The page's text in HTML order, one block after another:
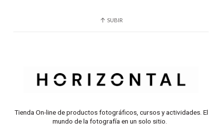
SUBIR
Tienda On-line de productos fotográficos, cursos y actividades. El
mundo de la fotografía en un solo sitio.